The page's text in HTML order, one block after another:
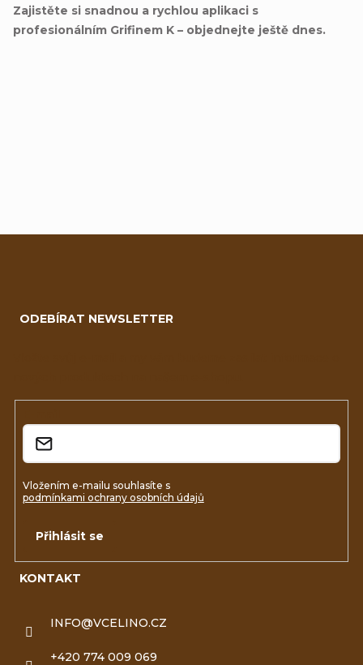
Zajistěte si snadnou a rychlou aplikaci s
profesionálním Grifinem K – objednejte ještě dnes.
KONTAKT
INFO@VCELINO.CZ
+420 774 009 069
ODEBÍRAT NEWSLETTER
Vložením e-mailu souhlasíte s
podmínkami ochrany osobních údajů
Přihlásit se